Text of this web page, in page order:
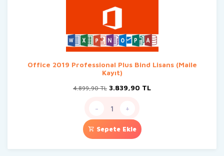
Office 2019 Professional Plus Bind Lisans (Maile
Kayıt)
4.899,90TL Orijinal
3.839,90 TLŞu
- +
Sepete Ekle